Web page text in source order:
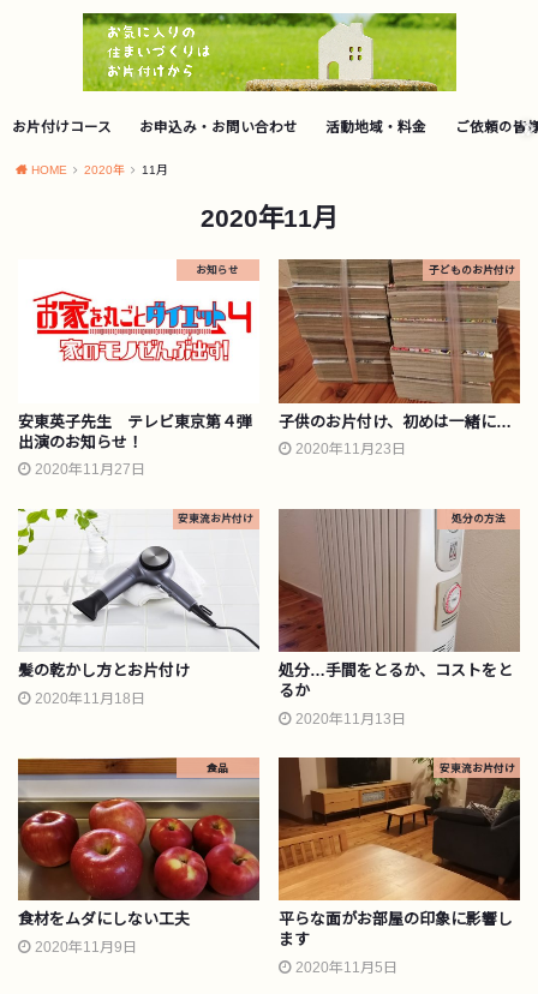
お片付けコース お申込み・お問い合わせ 活動地域・料金 ご依頼の皆
HOME 2020年 11月
2020年11月
お知らせ
安東英子先生 テレビ東京第４弾
出演のお知らせ！
2020年11月27日
子どものお片付け
子供のお片付け、初めは一緒に…
2020年11月23日
安東流お片付け
髪の乾かし方とお片付け
2020年11月18日
処分の方法
処分…手間をとるか、コストをと
るか
2020年11月13日
食品
食材をムダにしない工夫
2020年11月9日
安東流お片付け
平らな面がお部屋の印象に影響し
ます
2020年11月5日